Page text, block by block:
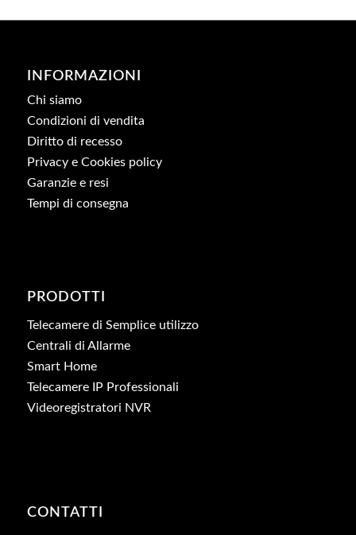
INFORMAZIONI
Chi siamo
Condizioni di vendita
Diritto di recesso
Privacy e Cookies policy
Garanzie e resi
Tempi di consegna
PRODOTTI
Telecamere di Semplice utilizzo
Centrali di Allarme
Smart Home
Telecamere IP Professionali
Videoregistratori NVR
CONTATTI